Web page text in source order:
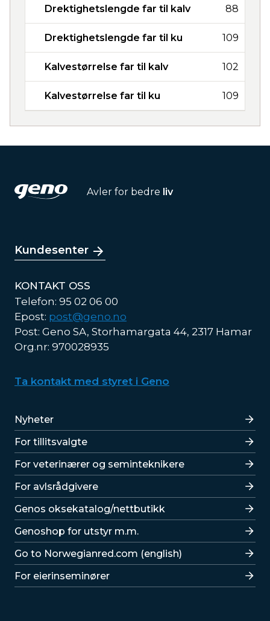
Drektighetslengde far til kalv 88
Drektighetslengde far til ku 109
Kalvestørrelse far til kalv 102
Kalvestørrelse far til ku 109
Avler for bedre liv
Kundesenter
KONTAKT OSS
Telefon: 95 02 06 00
Epost: post@geno.no
Post: Geno SA, Storhamargata 44, 2317 Hamar
Org.nr: 970028935
Ta kontakt med styret i Geno
Lenker
Nyheter
For tillitsvalgte
For veterinærer og seminteknikere
For avlsrådgivere
Lenker
Genos oksekatalog/nettbutikk
Genoshop for utstyr m.m.
Go to Norwegianred.com (english)
For eierinseminører